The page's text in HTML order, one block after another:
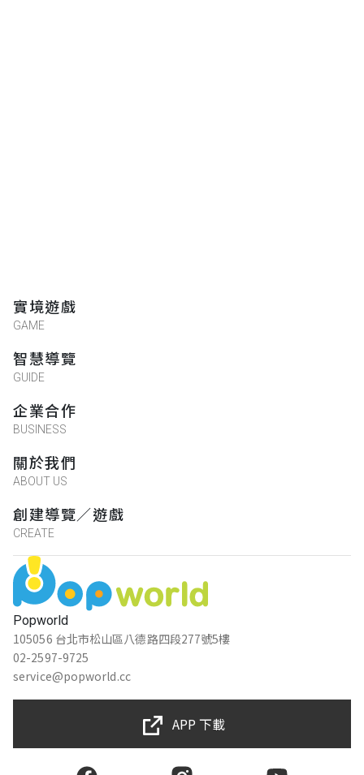
Popworld
105056 台北市松山區八德路四段277號5樓
02-2597-9725
service@popworld.cc
實境遊戲
GAME
智慧導覽
GUIDE
企業合作
BUSINESS
關於我們
ABOUT US
創建導覽／遊戲
CREATE
APP 下載